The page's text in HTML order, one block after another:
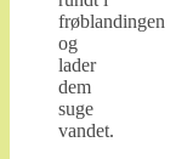
frøblandingen
og
lader
dem
suge
vandet.